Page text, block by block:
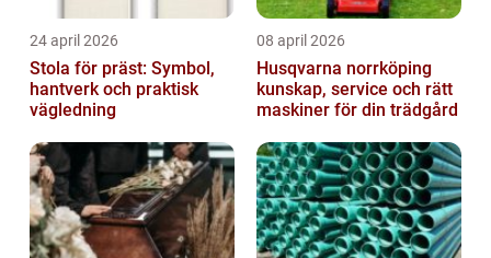
24 april 2026
Stola för präst: Symbol,
hantverk och praktisk
vägledning
08 april 2026
Husqvarna norrköping
kunskap, service och rätt
maskiner för din trädgård